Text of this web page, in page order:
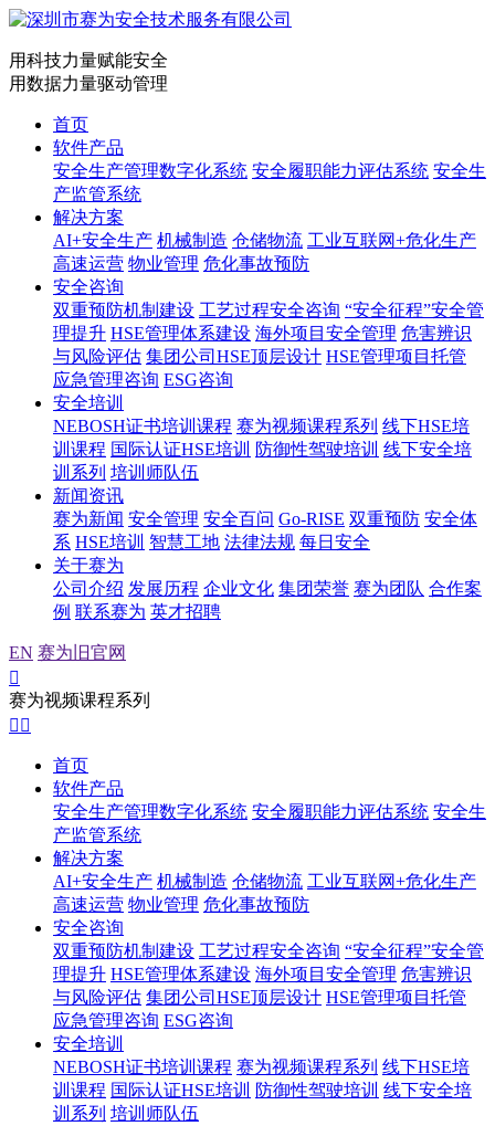
用科技力量赋能安全
用数据力量驱动管理
首页
软件产品
安全生产管理数字化系统 安全履职能力评估系统 安全生
产监管系统
解决方案
AI+安全生产 机械制造 仓储物流 工业互联网+危化生产
高速运营 物业管理 危化事故预防
安全咨询
双重预防机制建设 工艺过程安全咨询 “安全征程”安全管
理提升 HSE管理体系建设 海外项目安全管理 危害辨识
与风险评估 集团公司HSE顶层设计 HSE管理项目托管
应急管理咨询 ESG咨询
安全培训
NEBOSH证书培训课程 赛为视频课程系列 线下HSE培
训课程 国际认证HSE培训 防御性驾驶培训 线下安全培
训系列 培训师队伍
新闻资讯
赛为新闻 安全管理 安全百问 Go-RISE 双重预防 安全体
系 HSE培训 智慧工地 法律法规 每日安全
关于赛为
公司介绍 发展历程 企业文化 集团荣誉 赛为团队 合作案
例 联系赛为 英才招聘
EN 赛为旧官网

赛为视频课程系列
 
首页
软件产品
安全生产管理数字化系统 安全履职能力评估系统 安全生
产监管系统
解决方案
AI+安全生产 机械制造 仓储物流 工业互联网+危化生产
高速运营 物业管理 危化事故预防
安全咨询
双重预防机制建设 工艺过程安全咨询 “安全征程”安全管
理提升 HSE管理体系建设 海外项目安全管理 危害辨识
与风险评估 集团公司HSE顶层设计 HSE管理项目托管
应急管理咨询 ESG咨询
安全培训
NEBOSH证书培训课程 赛为视频课程系列 线下HSE培
训课程 国际认证HSE培训 防御性驾驶培训 线下安全培
训系列 培训师队伍